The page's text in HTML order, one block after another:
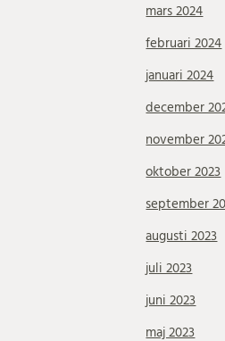
mars 2024
februari 2024
januari 2024
december
november
oktober 2023
september
augusti 2023
juli 2023
juni 2023
maj 2023